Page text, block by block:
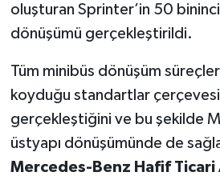
oluşturan Sprinter’in 50
dönüşümü gerçekleştirildi.
Tüm minibüs dönüşüm
koyduğu standartlar
gerçekleştiğini ve bu şekilde
üstyapı dönüşümünde de
Mercedes-Benz Hafif Ticari